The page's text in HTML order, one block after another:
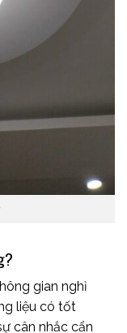
gian nghỉ
liệu có tốt
cân nhắc cẩn